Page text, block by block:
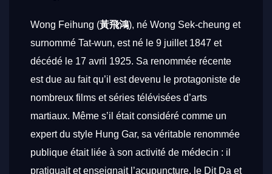
Wong Feihung (黃飛鴻), né Wong Sek-cheung et
surnommé Tat-wun, est né le 9 juillet 1847 et
décédé le 17 avril 1925. Sa renommée récente
est due au fait qu’il est devenu le protagoniste de
nombreux films et séries télévisées d’arts
martiaux. Même s’il était considéré comme un
expert du style Hung Gar, sa véritable renommée
publique était liée à son activité de médecin : il
pratiquait et enseignait l’acupuncture, le Dit Da et